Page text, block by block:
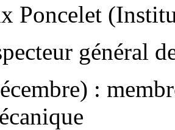
Poncelet
général
: